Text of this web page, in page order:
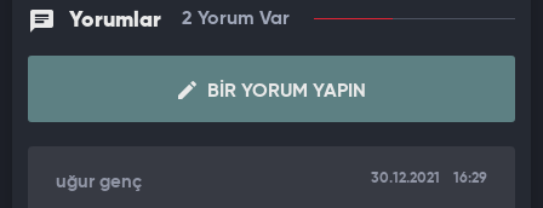
Demirel'in kendine has üslûbuyla o dönem anlattığı ibretlik
manzara şu şekilde;
Bana her sene bir milyon insana iş verecek çareleri söyleyin.
Bir milyon çocuğa nasıl iş bulacağım. Yani bu sabah doğan 3
nasıl sağlık tesisi bulacağım.
Yorumlar 2 Yorum Var
BIR YORUM YAPIN
uğur genç 30.12.2021 16:29